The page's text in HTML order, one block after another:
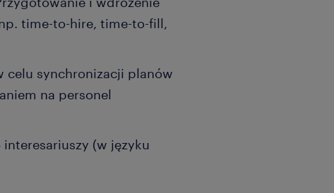
time-to-hire, time-to-fill,
celu synchronizacji planów
na personel
(w języku